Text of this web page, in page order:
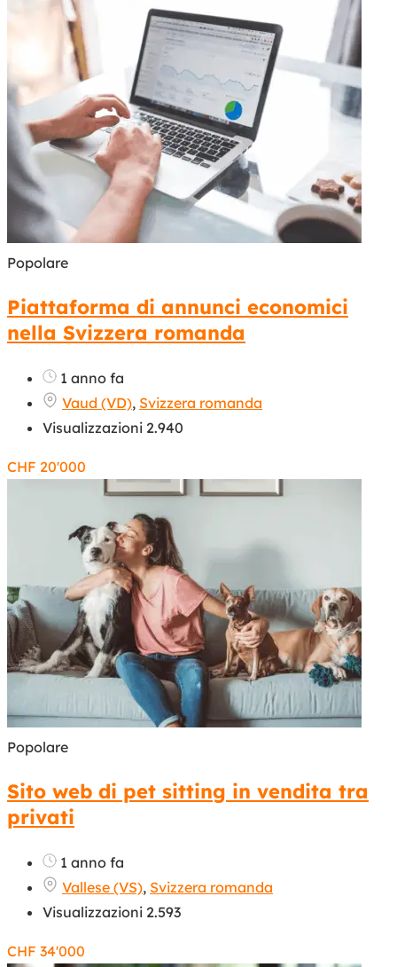
Popolare
Piattaforma di annunci economici
nella Svizzera romanda
1 anno fa
Vaud (VD), Svizzera romanda
Visualizzazioni 2.940
CHF 20'000
Popolare
Sito web di pet sitting in vendita tra
privati
1 anno fa
Vallese (VS), Svizzera romanda
Visualizzazioni 2.593
CHF 34'000